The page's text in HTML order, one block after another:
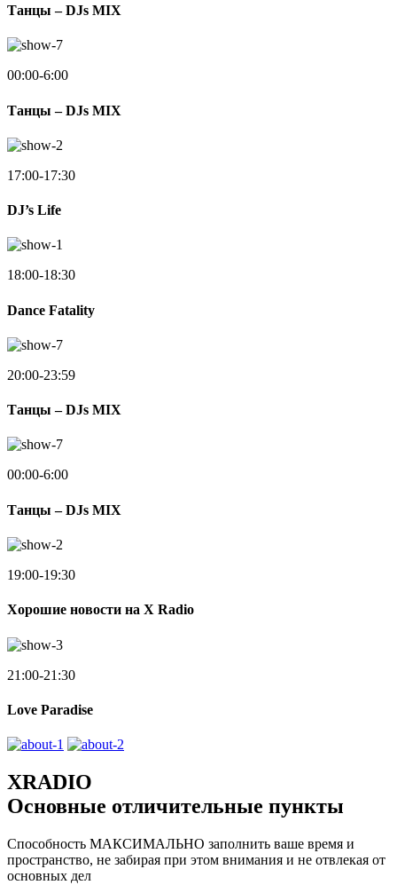
Танцы – DJs MIX
00:00-6:00
Танцы – DJs MIX
17:00-17:30
DJ’s Life
18:00-18:30
Dance Fatality
20:00-23:59
Танцы – DJs MIX
00:00-6:00
Танцы – DJs MIX
19:00-19:30
Хорошие новости на X Radio
21:00-21:30
Love Paradise
XRADIO
Основные отличительные пункты
Способность МАКСИМАЛЬНО заполнить ваше время и
пространство, не забирая при этом внимания и не отвлекая от
основных дел